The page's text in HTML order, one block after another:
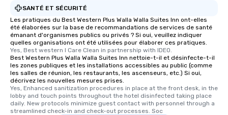
SANTÉ ET SÉCURITÉ
Les pratiques du Best Western Plus Walla Walla Suites Inn ont-elles
été élaborées sur la base de recommandations de services de santé
émanant d'organismes publics ou privés ? Si oui, veuillez indiquer
quelles organisations ont été utilisées pour élaborer ces pratiques.
Yes, Best western I Care Clean in partnership with IDEO.
Best Western Plus Walla Walla Suites Inn nettoie-t-il et désinfecte-t-il
les zones publiques et les installations accessibles au public (comme
les salles de réunion, les restaurants, les ascenseurs, etc.) Si oui,
décrivez les nouvelles mesures prises.
Yes, Enhanced sanitization procedures in place at the front desk, in the
lobby and touch points throughout the hotel disinfected taking place
daily. New protocols minimize guest contact with personnel through a
streamlined check-in and check-out processes. Soc